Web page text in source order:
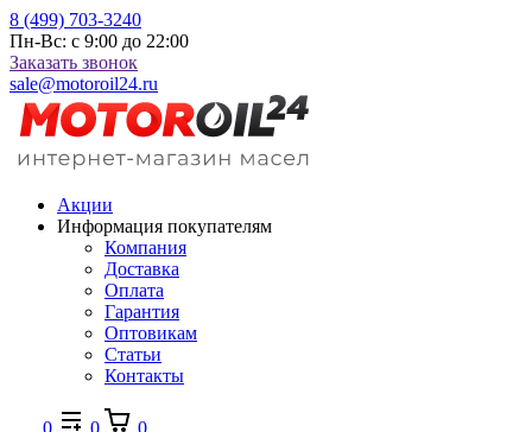
8 (499) 703-3240
Пн-Вс: с 9:00 до 22:00
Заказать звонок
sale@motoroil24.ru
Акции
Информация покупателям
Компания
Доставка
Оплата
Гарантия
Оптовикам
Статьи
Контакты
0 0
0